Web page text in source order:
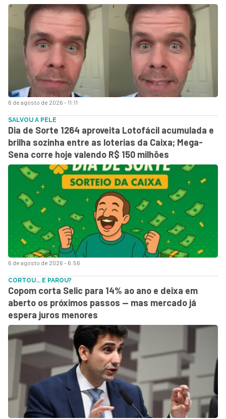
6 de agosto de 2026 - 11:11
6 de agosto de 2026 - 6:56
SALVOU A PELE
Dia de Sorte 1264 aproveita Lotofácil acumulada e
brilha sozinha entre as loterias da Caixa; Mega-
Sena corre hoje valendo R$ 150 milhões
CORTOU... E PAROU?
Copom corta Selic para 14% ao ano e deixa em
aberto os próximos passos — mas mercado já
espera juros menores